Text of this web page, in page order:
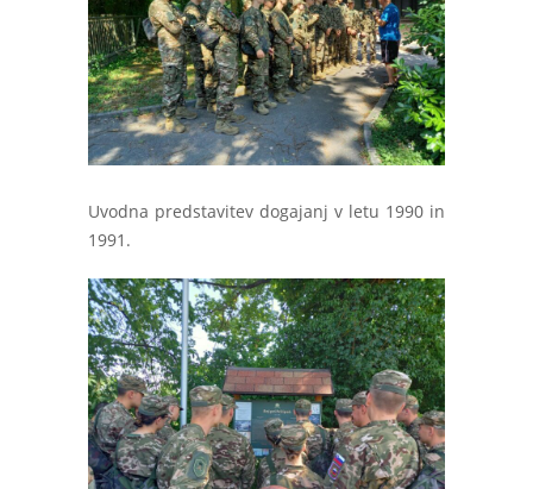
Uvodna predstavitev dogajanj v letu 1990 in
1991.